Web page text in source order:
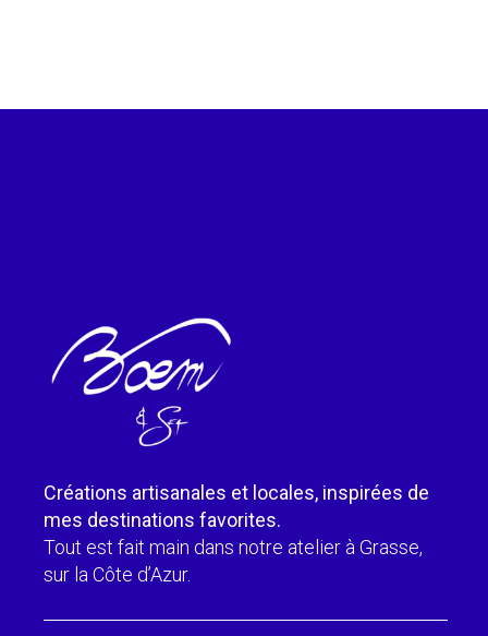
Créations artisanales et locales, inspirées de
mes destinations favorites.
Tout est fait main dans notre atelier à Grasse,
sur la Côte d’Azur.